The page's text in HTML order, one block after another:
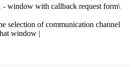
- window with callback request form\
selection of communication channel
window |